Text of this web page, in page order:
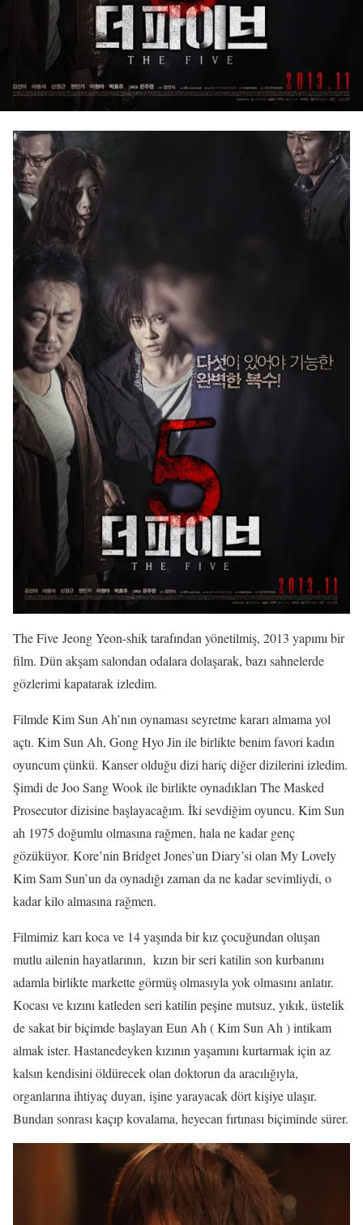
The Five Jeong Yeon-shik tarafından yönetilmiş, 2013 yapımı bir
film. Dün akşam salondan odalara dolaşarak, bazı sahnelerde
gözlerimi kapatarak izledim.
Filmde Kim Sun Ah’nın oynaması seyretme kararı almama yol
açtı. Kim Sun Ah, Gong Hyo Jin ile birlikte benim favori kadın
oyuncum çünkü. Kanser olduğu dizi hariç diğer dizilerini izledim.
Şimdi de Joo Sang Wook ile birlikte oynadıkları The Masked
Prosecutor dizisine başlayacağım. İki sevdiğim oyuncu. Kim Sun
ah 1975 doğumlu olmasına rağmen, hala ne kadar genç
gözüküyor. Kore’nin Bridget Jones’un Diary’si olan My Lovely
Kim Sam Sun’un da oynadığı zaman da ne kadar sevimliydi, o
kadar kilo almasına rağmen.
Filmimiz karı koca ve 14 yaşında bir kız çocuğundan oluşan
mutlu ailenin hayatlarının, kızın bir seri katilin son kurbanını
adamla birlikte markette görmüş olmasıyla yok olmasını anlatır.
Kocası ve kızını katleden seri katilin peşine mutsuz, yıkık, üstelik
de sakat bir biçimde başlayan Eun Ah ( Kim Sun Ah ) intikam
almak ister. Hastanedeyken kızının yaşamını kurtarmak için az
kalsın kendisini öldürecek olan doktorun da aracılığıyla,
organlarına ihtiyaç duyan, işine yarayacak dört kişiye ulaşır.
Bundan sonrası kaçıp kovalama, heyecan fırtınası biçiminde sürer.